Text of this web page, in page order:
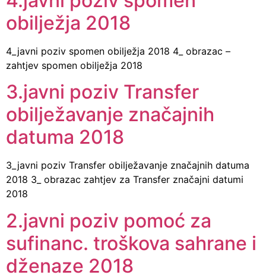
obilježja 2018
4_javni poziv spomen obilježja 2018 4_ obrazac –
zahtjev spomen obilježja 2018
3.javni poziv Transfer
obilježavanje značajnih
datuma 2018
3_javni poziv Transfer obilježavanje značajnih datuma
2018 3_ obrazac zahtjev za Transfer značajni datumi
2018
2.javni poziv pomoć za
sufinanc. troškova sahrane i
dženaze 2018